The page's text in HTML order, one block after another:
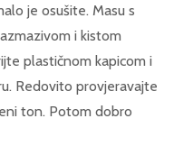
je osušite. Masu s
i kistom
plastičnom kapicom i
Redovito provjeravajte
ton. Potom dobro